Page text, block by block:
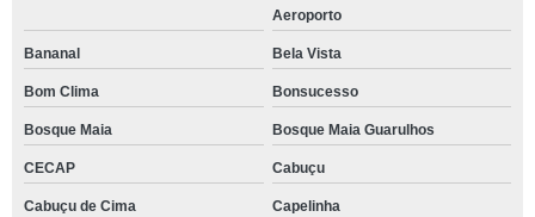
Aeroporto
Bananal Bela Vista
Bom Clima Bonsucesso
Bosque Maia Bosque Maia Guarulhos
CECAP Cabuçu
Cabuçu de Cima Capelinha